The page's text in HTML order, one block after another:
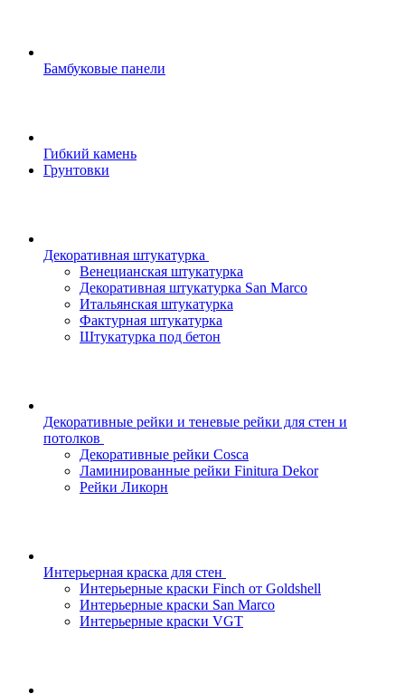
Бамбуковые панели
Гибкий камень
Грунтовки
Декоративная штукатурка
Венецианская штукатурка
Декоративная штукатурка San Marco
Итальянская штукатурка
Фактурная штукатурка
Штукатурка под бетон
Декоративные рейки и теневые рейки для стен и
потолков
Декоративные рейки Cosca
Ламинированные рейки Finitura Dekor
Рейки Ликорн
Интерьерная краска для стен
Интерьерные краски Finch от Goldshell
Интерьерные краски San Marco
Интерьерные краски VGT